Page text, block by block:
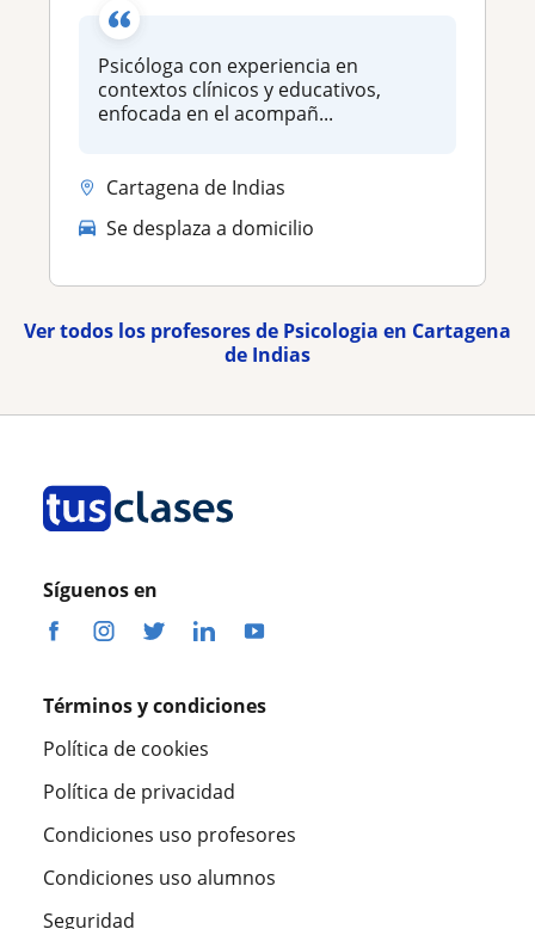
Psicóloga con experiencia en
contextos clínicos y educativos,
enfocada en el acompañ...
Cartagena de Indias
Se desplaza a domicilio
Ver todos los profesores de Psicologia en Cartagena
de Indias
Síguenos en
Términos y condiciones
Política de cookies
Política de privacidad
Condiciones uso profesores
Condiciones uso alumnos
Seguridad